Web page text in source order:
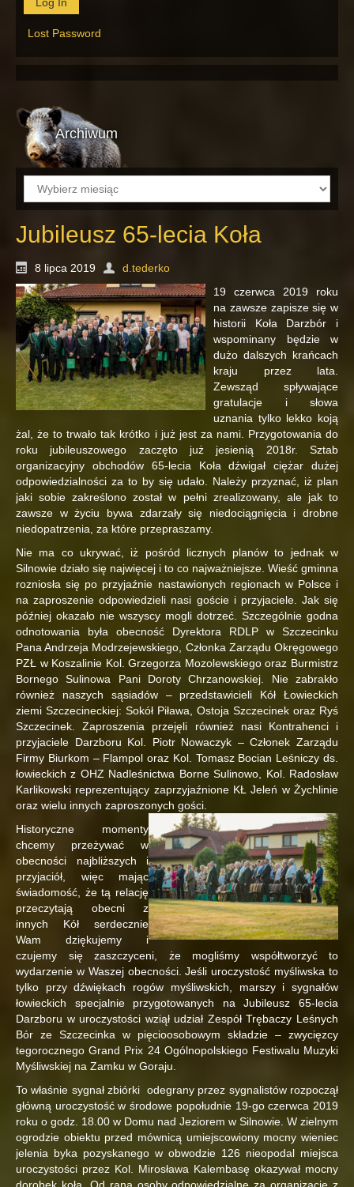
Lost Password
Archiwum
Archiwum
Jubileusz 65-lecia Koła
8 lipca 2019
d.tederko
19 czerwca 2019 roku
na zawsze zapisze się w
historii Koła Darzbór i
wspominany będzie w
dużo dalszych krańcach
kraju przez lata.
Zewsząd spływające
gratulacje i słowa
uznania tylko lekko koją
żal, że to trwało tak krótko i już jest za nami. Przygotowania do
roku jubileuszowego zaczęto już jesienią 2018r. Sztab
organizacyjny obchodów 65-lecia Koła dźwigał ciężar dużej
odpowiedzialności za to by się udało. Należy przyznać, iż plan
jaki sobie zakreślono został w pełni zrealizowany, ale jak to
zawsze w życiu bywa zdarzały się niedociągnięcia i drobne
niedopatrzenia, za które przepraszamy.
Nie ma co ukrywać, iż pośród licznych planów to jednak w
Silnowie działo się najwięcej i to co najważniejsze. Wieść gminna
rozniosła się po przyjaźnie nastawionych regionach w Polsce i
na zaproszenie odpowiedzieli nasi goście i przyjaciele. Jak się
później okazało nie wszyscy mogli dotrzeć. Szczególnie godna
odnotowania była obecność Dyrektora RDLP w Szczecinku
Pana Andrzeja Modrzejewskiego, Członka Zarządu Okręgowego
PZŁ w Koszalinie Kol. Grzegorza Mozolewskiego oraz Burmistrz
Bornego Sulinowa Pani Doroty Chrzanowskiej. Nie zabrakło
również naszych sąsiadów – przedstawicieli Kół Łowieckich
ziemi Szczecineckiej: Sokół Piława, Ostoja Szczecinek oraz Ryś
Szczecinek. Zaproszenia przejęli również nasi Kontrahenci i
przyjaciele Darzboru Kol. Piotr Nowaczyk – Członek Zarządu
Firmy Biurkom – Flampol oraz Kol. Tomasz Bocian Leśniczy ds.
łowieckich z OHZ Nadleśnictwa Borne Sulinowo, Kol. Radosław
Karlikowski reprezentujący zaprzyjaźnione KŁ Jeleń w Żychlinie
oraz wielu innych zaproszonych gości.
Historyczne momenty
chcemy przeżywać w
obecności najbliższych i
przyjaciół, więc mając
świadomość, że tą relację
przeczytają obecni z
innych Kół serdecznie
Wam dziękujemy i
czujemy się zaszczyceni, że mogliśmy współtworzyć to
wydarzenie w Waszej obecności. Jeśli uroczystość myśliwska to
tylko przy dźwiękach rogów myśliwskich, marszy i sygnałów
łowieckich specjalnie przygotowanych na Jubileusz 65-lecia
Darzboru w uroczystości wziął udział Zespół Trębaczy Leśnych
Bór ze Szczecinka w pięcioosobowym składzie – zwycięzcy
tegorocznego Grand Prix 24 Ogólnopolskiego Festiwalu Muzyki
Myśliwskiej na Zamku w Goraju.
To właśnie sygnał zbiórki odegrany przez sygnalistów rozpoczął
główną uroczystość w środowe popołudnie 19-go czerwca 2019
roku o godz. 18.00 w Domu nad Jeziorem w Silnowie. W zielnym
ogrodzie obiektu przed mównicą umiejscowiony mocny wieniec
jelenia byka pozyskanego w obwodzie 126 nieopodal miejsca
uroczystości przez Kol. Mirosława Kalembasę okazywał mocny